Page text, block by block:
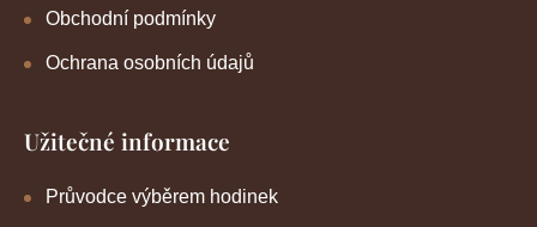
Obchodní podmínky
Ochrana osobních údajů
Užitečné informace
Průvodce výběrem hodinek